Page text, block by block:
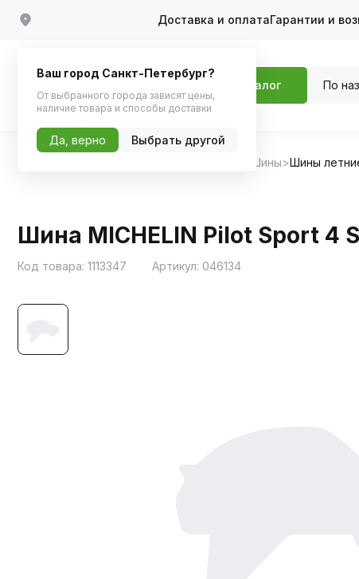
Доставка и оплатаГарантии и
Каталог По
Шины Шины
Шина MICHELIN Pilot Sport 4
Код товара: 1113347 Артикул: 046134
Ваш город Санкт-Петербург?
От выбранного города зависят цены,
наличие товара и способы доставки
Да, верно Выбрать другой